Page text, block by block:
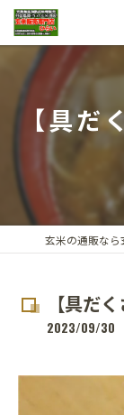
【具だ
【具だ
2023/09/30